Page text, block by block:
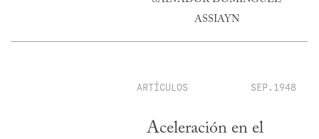
ASSIAYN
ARTÍCULOS SEP.1948
Aceleración en el